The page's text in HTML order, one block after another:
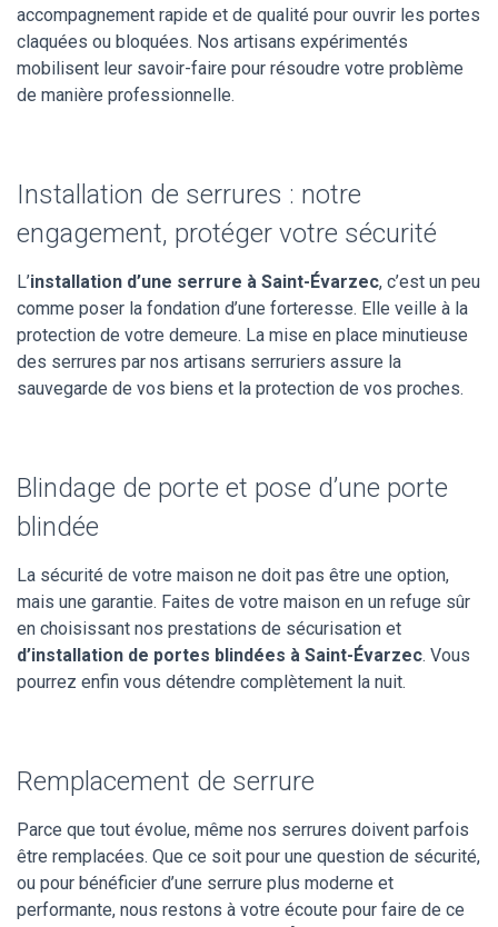
accompagnement rapide et de qualité pour ouvrir les portes
claquées ou bloquées. Nos artisans expérimentés
mobilisent leur savoir-faire pour résoudre votre problème
de manière professionnelle.
Installation de serrures : notre
engagement, protéger votre sécurité
L’installation d’une serrure à Saint-Évarzec, c’est un peu
comme poser la fondation d’une forteresse. Elle veille à la
protection de votre demeure. La mise en place minutieuse
des serrures par nos artisans serruriers assure la
sauvegarde de vos biens et la protection de vos proches.
Blindage de porte et pose d’une porte
blindée
La sécurité de votre maison ne doit pas être une option,
mais une garantie. Faites de votre maison en un refuge sûr
en choisissant nos prestations de sécurisation et
d’installation de portes blindées à Saint-Évarzec. Vous
pourrez enfin vous détendre complètement la nuit.
Remplacement de serrure
Parce que tout évolue, même nos serrures doivent parfois
être remplacées. Que ce soit pour une question de sécurité,
ou pour bénéficier d’une serrure plus moderne et
performante, nous restons à votre écoute pour faire de ce